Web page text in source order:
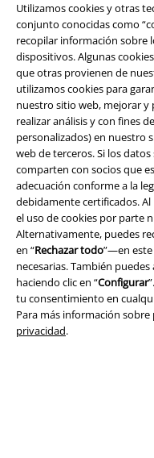
Utilizamos cookies y otras
conjunto conocidas como
recopilar información sobre
dispositivos. Algunas
que otras provienen de
utilizamos cookies para
nuestro sitio web, mejorar y
realizar análisis y con fines
personalizados) en nuestro
web de terceros. Si los datos
comparten con socios que
adecuación conforme a la
debidamente certificados. Al
el uso de cookies por parte
Alternativamente, puedes
en “Rechazar todo”—en este
necesarias. También
haciendo clic en “Configurar
tu consentimiento en
Para más información
privacidad.
Legal
Términos y Condiciones
Aviso Legal
Ley protección de datos
Eliminación de residuos y
Declaración de Conformidad